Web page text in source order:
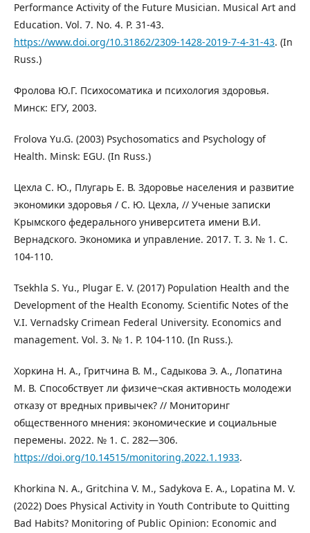
Performance Activity of the Future Musician. Musical Art and
Education. Vol. 7. No. 4. P. 31-43.
https://www.doi.org/10.31862/2309-1428-2019-7-4-31-43. (In
Russ.)
Фролова Ю.Г. Психосоматика и психология здоровья.
Минск: ЕГУ, 2003.
Frolova Yu.G. (2003) Psychosomatics and Psychology of
Health. Minsk: EGU. (In Russ.)
Цехла С. Ю., Плугарь Е. В. Здоровье населения и развитие
экономики здоровья / С. Ю. Цехла, // Ученые записки
Крымского федерального университета имени В.И.
Вернадского. Экономика и управление. 2017. Т. 3. № 1. С.
104-110.
Tsekhla S. Yu., Plugar E. V. (2017) Population Health and the
Development of the Health Economy. Scientific Notes of the
V.I. Vernadsky Crimean Federal University. Economics and
management. Vol. 3. № 1. P. 104-110. (In Russ.).
Хоркина Н. А., Гритчина В. М., Садыкова Э. А., Лопатина
М. В. Способствует ли физиче¬ская активность молодежи
отказу от вредных привычек? // Мониторинг
общественного мнения: экономические и социальные
перемены. 2022. № 1. С. 282—306.
https://doi.org/10.14515/monitoring.2022.1.1933.
Khorkina N. A., Gritchina V. M., Sadykova E. A., Lopatina M. V.
(2022) Does Physical Activity in Youth Contribute to Quitting
Bad Habits? Monitoring of Public Opinion: Economic and